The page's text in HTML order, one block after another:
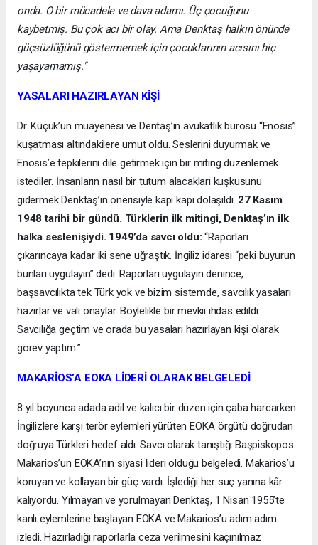
onda. O bir mücadele ve dava adamı. Üç çocuğunu
kaybetmiş. Bu çok acı bir olay. Ama Denktaş halkın önünde
güçsüzlüğünü göstermemek için çocuklarının acısını hiç
yaşayamamış."
YASALARI HAZIRLAYAN KİŞİ
Dr. Küçük’ün muayenesi ve Dentaş’ın avukatlık bürosu “Enosis”
kuşatması altındakilere umut oldu. Seslerini duyurmak ve
Enosis’e tepkilerini dile getirmek için bir miting düzenlemek
istediler. İnsanların nasıl bir tutum alacakları kuşkusunu
gidermek Denktaş’ın önerisiyle kapı kapı dolaşıldı. 27 Kasım
1948 tarihi bir gündü. Türklerin ilk mitingi, Denktaş’ın ilk
halka seslenişiydi. 1949’da savcı oldu:“Raporları
çıkarıncaya kadar iki sene uğraştık. İngiliz idaresi “peki buyurun
bunları uygulayın” dedi. Raporları uygulayın denince,
başsavcılıkta tek Türk yok ve bizim sistemde, savcılık yasaları
hazırlar ve vali onaylar. Böylelikle bir mevkii ihdas edildi.
Savcılığa geçtim ve orada bu yasaları hazırlayan kişi olarak
görev yaptım.”
MAKARİOS’A EOKA LİDERİ OLARAK BELGELEDİ
8 yıl boyunca adada adil ve kalıcı bir düzen için çaba harcarken
İngilizlere karşı terör eylemleri yürüten EOKA örgütü doğrudan
doğruya Türkleri hedef aldı. Savcı olarak tanıştığı Başpiskopos
Makarios’un EOKA’nın siyasi lideri olduğu belgeledi. Makarios’u
koruyan ve kollayan bir güç vardı. İşlediği her suç yanına kâr
kalıyordu. Yılmayan ve yorulmayan Denktaş, 1 Nisan 1955’te
kanlı eylemlerine başlayan EOKA ve Makarios’u adım adım
izledi. Hazırladığı raporlarla ceza verilmesini kaçınılmaz